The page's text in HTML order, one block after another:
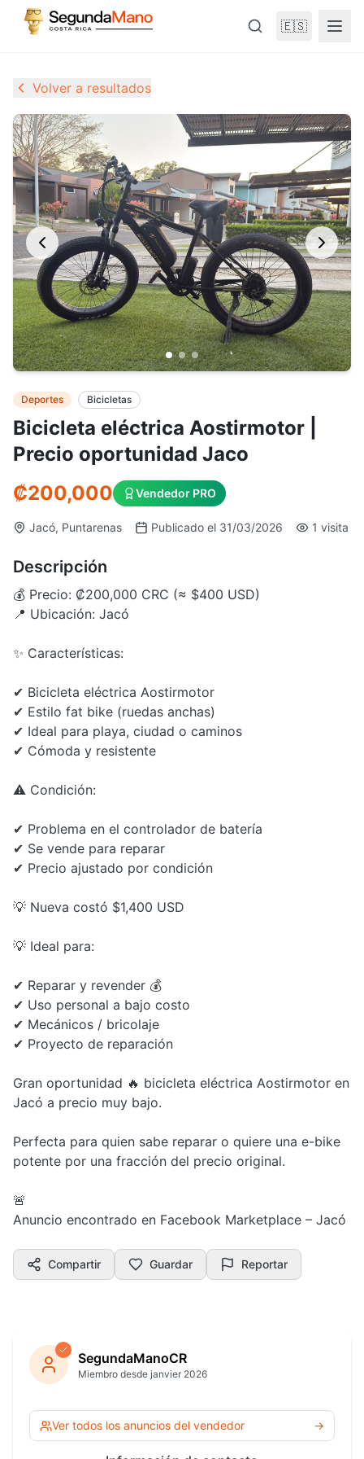
🇪🇸
Volver a resultados
Bicicleta eléctrica Aostirmotor |
Precio oportunidad Jaco
Deportes Bicicletas
₡200,000 Vendedor PRO
Jacó, Puntarenas Publicado el 31/03/2026 1 visita
Descripción
💰 Precio: ₡200,000 CRC (≈ $400 USD)
📍 Ubicación: Jacó
✨ Características:
✔ Bicicleta eléctrica Aostirmotor
✔ Estilo fat bike (ruedas anchas)
✔ Ideal para playa, ciudad o caminos
✔ Cómoda y resistente
⚠️ Condición:
✔ Problema en el controlador de batería
✔ Se vende para reparar
✔ Precio ajustado por condición
💡 Nueva costó $1,400 USD
💡 Ideal para:
✔ Reparar y revender 💰
✔ Uso personal a bajo costo
✔ Mecánicos / bricolaje
✔ Proyecto de reparación
Gran oportunidad 🔥 bicicleta eléctrica Aostirmotor en
Jacó a precio muy bajo.
Perfecta para quien sabe reparar o quiere una e-bike
potente por una fracción del precio original.
🚨
Anuncio encontrado en Facebook Marketplace – Jacó
Compartir Guardar Reportar
SegundaManoCR
Miembro desde janvier 2026
Ver todos los anuncios del vendedor →